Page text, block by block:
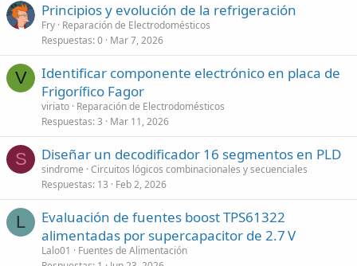
Principios y evolución de la refrigeración
Fry Reparación de Electrodomésticos
Respuestas 0 Mar 7, 2026
V
Identificar componente electrónico en placa de
Frigorífico Fagor
viriato Reparación de Electrodomésticos
Respuestas 3 Mar 11, 2026
S Diseñar un decodificador 16 segmentos en PLD
sindrome Circuitos lógicos combinacionales y secuenciales
Respuestas 13 Feb 2, 2026
L
Evaluación de fuentes boost TPS61322
alimentadas por supercapacitor de 2.7 V
Lalo01
Fuentes de Alimentación